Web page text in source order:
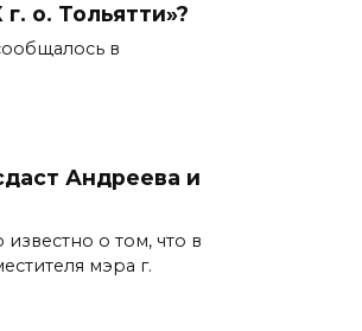
о. Тольятти»?
в
Андреева и
известно о том, что в
мэра г.